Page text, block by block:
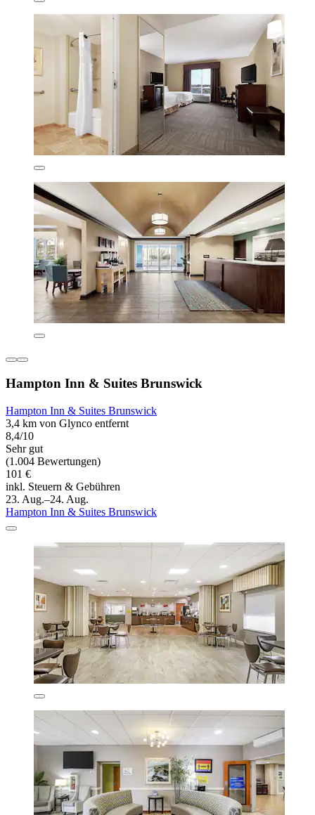
Hampton Inn & Suites Brunswick
Hampton Inn & Suites Brunswick
3,4 km von Glynco entfernt
8,4/10
Sehr gut
(1.004 Bewertungen)
101 €
inkl. Steuern & Gebühren
23. Aug.–24. Aug.
Hampton Inn & Suites Brunswick